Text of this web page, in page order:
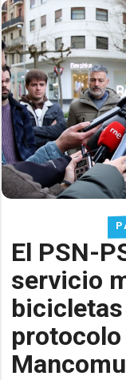
El PSN-
servicio